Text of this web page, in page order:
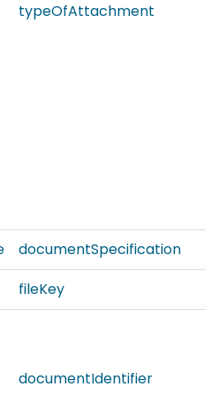
typeOfAttachment
documentSpecification
fileKey
documentIdentifier